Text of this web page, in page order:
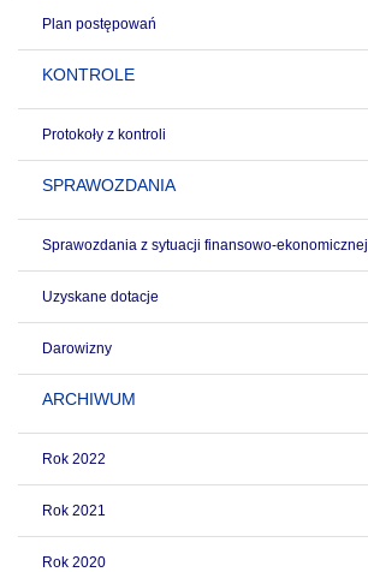
Plan postępowań
KONTROLE
Protokoły z kontroli
SPRAWOZDANIA
Sprawozdania z sytuacji finansowo-ekonomicznej
Uzyskane dotacje
Darowizny
ARCHIWUM
Rok 2022
Rok 2021
Rok 2020